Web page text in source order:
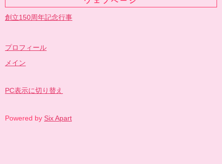
創立150周年記念行事
プロフィール
メイン
PC表示に切り替え
Powered by Six Apart